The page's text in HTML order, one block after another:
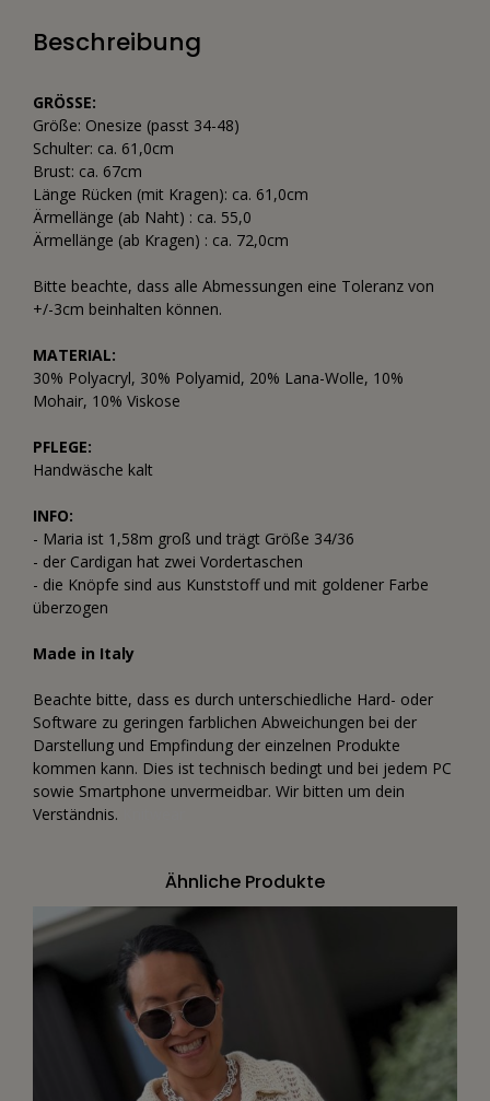
Beschreibung
GRÖSSE:
Größe: Onesize (passt 34-48)
Schulter: ca. 61,0cm
Brust: ca. 67cm
Länge Rücken (mit Kragen): ca. 61,0cm
Ärmellänge (ab Naht) : ca. 55,0
Ärmellänge (ab Kragen) : ca. 72,0cm
Bitte beachte, dass alle Abmessungen eine Toleranz von
+/-3cm beinhalten können.
MATERIAL:
30% Polyacryl, 30% Polyamid, 20% Lana-Wolle, 10%
Mohair, 10% Viskose
PFLEGE:
Handwäsche kalt
INFO:
- Maria ist 1,58m groß und trägt Größe 34/36
- der Cardigan hat zwei Vordertaschen
- die Knöpfe sind aus Kunststoff und mit goldener Farbe
überzogen
Made in Italy
Beachte bitte, dass es durch unterschiedliche Hard- oder
Software zu geringen farblichen Abweichungen bei der
Darstellung und Empfindung der einzelnen Produkte
kommen kann. Dies ist technisch bedingt und bei jedem PC
sowie Smartphone unvermeidbar. Wir bitten um dein
Verständnis.
Ähnliche Produkte